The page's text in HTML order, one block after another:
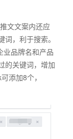
文文案内还应
，利于搜索。
业品牌名和产品
的关键词，增加
添加8个，